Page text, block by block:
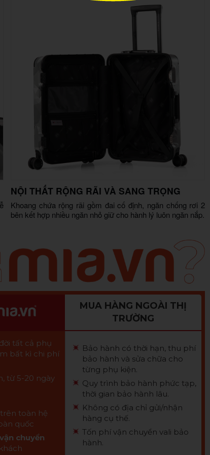
NỘI THẤT RỘNG RÃI VÀ SANG TRỌNG
Khoang chứa rộng rãi gồm đai cố định, ngăn chống rơi 2
bên kết hợp nhiều ngăn nhỏ giữ cho hành lý luôn ngăn nắp.
MUA HÀNG NGOÀI THỊ
TRƯỜNG
tất cả phụ
bất kì chi phí
từ 5-20 ngày
toàn hệ
quốc
vận chuyển
Bảo hành có thời hạn, thu phí
bảo hành và sửa chữa cho
từng phụ kiện.
Quy trình bảo hành phức tạp,
thời gian bảo hành lâu.
Không có địa chỉ gửi/nhận
hàng cụ thế.
Tốn phí vận chuyển vali bảo
hành.